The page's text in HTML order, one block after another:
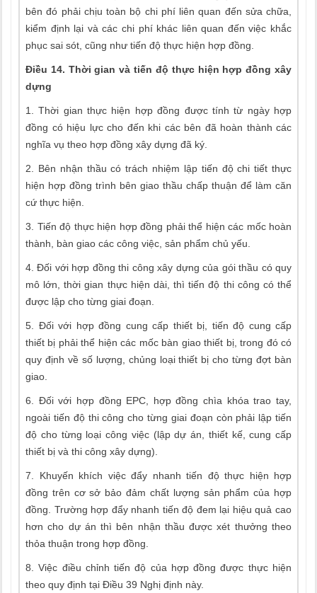
bên đó phải chịu toàn bộ chi phí liên quan đến sửa chữa,
kiểm định lại và các chi phí khác liên quan đến việc khắc
phục sai sót, cũng như tiến độ thực hiện hợp đồng.
Điều 14. Thời gian và tiến độ thực hiện hợp đồng xây
dựng
1. Thời gian thực hiện hợp đồng được tính từ ngày hợp
đồng có hiệu lực cho đến khi các bên đã hoàn thành các
nghĩa vụ theo hợp đồng xây dựng đã ký.
2. Bên nhận thầu có trách nhiệm lập tiến độ chi tiết thực
hiện hợp đồng trình bên giao thầu chấp thuận để làm căn
cứ thực hiện.
3. Tiến độ thực hiện hợp đồng phải thể hiện các mốc hoàn
thành, bàn giao các công việc, sản phẩm chủ yếu.
4. Đối với hợp đồng thi công xây dựng của gói thầu có quy
mô lớn, thời gian thực hiện dài, thì tiến độ thi công có thể
được lập cho từng giai đoạn.
5. Đối với hợp đồng cung cấp thiết bị, tiến độ cung cấp
thiết bị phải thể hiện các mốc bàn giao thiết bị, trong đó có
quy định về số lượng, chủng loại thiết bị cho từng đợt bàn
giao.
6. Đối với hợp đồng EPC, hợp đồng chìa khóa trao tay,
ngoài tiến độ thi công cho từng giai đoạn còn phải lập tiến
độ cho từng loại công việc (lập dự án, thiết kế, cung cấp
thiết bị và thi công xây dựng).
7. Khuyến khích việc đẩy nhanh tiến độ thực hiện hợp
đồng trên cơ sở bảo đảm chất lượng sản phẩm của hợp
đồng. Trường hợp đẩy nhanh tiến độ đem lại hiệu quả cao
hơn cho dự án thì bên nhận thầu được xét thưởng theo
thỏa thuận trong hợp đồng.
8. Việc điều chỉnh tiến độ của hợp đồng được thực hiện
theo quy định tại Điều 39 Nghị định này.